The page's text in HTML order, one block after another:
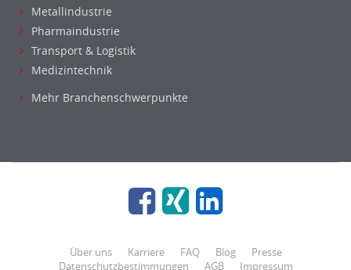
Metallindustrie
Pharmaindustrie
Transport & Logistik
Medizintechnik
Mehr Branchenschwerpunkte
Über uns Karriere FAQ Blog
Presse
Datenschutzbestimmungen
AGB Impressum